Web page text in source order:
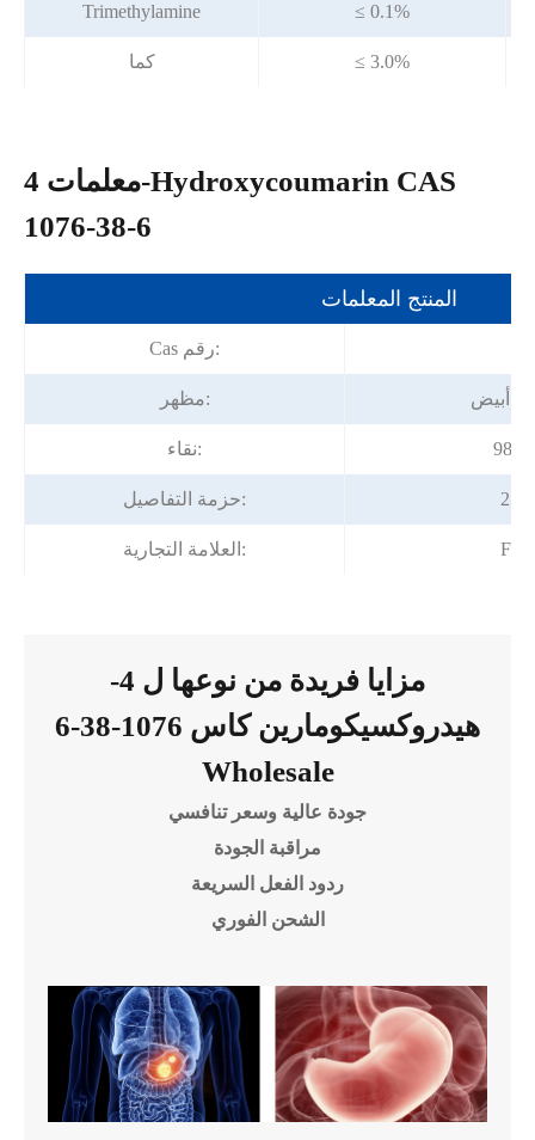
Trimethylamine ≤ 0.1%
كما ≤ 3.0%
معلمات 4-Hydroxycoumarin CAS
1076-38-6
المنتج المعلمات
Cas رقم:
مظهر: أبيض
نقاء:
حزمة التفاصيل:
العلامة التجارية:
مزايا فريدة من نوعها ل 4-
هيدروكسيكومارين كاس 1076-38-6
Wholesale
جودة عالية وسعر تنافسي
مراقبة الجودة
ردود الفعل السريعة
الشحن الفوري